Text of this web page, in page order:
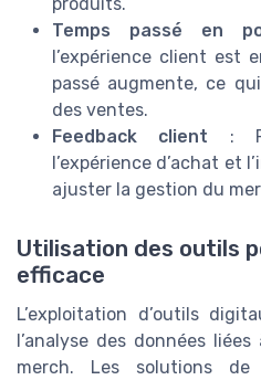
Temps passé en
l’expérience client est
passé augmente, ce
des ventes.
Feedback client :
l’expérience d’achat et
ajuster la gestion du
Utilisation des outils
efficace
L’exploitation d’outils
l’analyse des données
merch. Les solutions